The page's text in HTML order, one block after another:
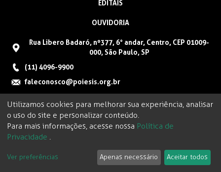
EDITAIS
OUVIDORIA
Rua Libero Badaró, nº377, 6° andar, Centro, CEP 01009-
000, São Paulo, SP
(11) 4096-9900
faleconosco@poiesis.org.br
Utilizamos cookies para melhorar sua experiência, analisar
o uso do site e personalizar conteúdo.
Para mais informações, acesse nossa Política de
Privacidade .
Ver preferências Apenas necessário Aceitar todos